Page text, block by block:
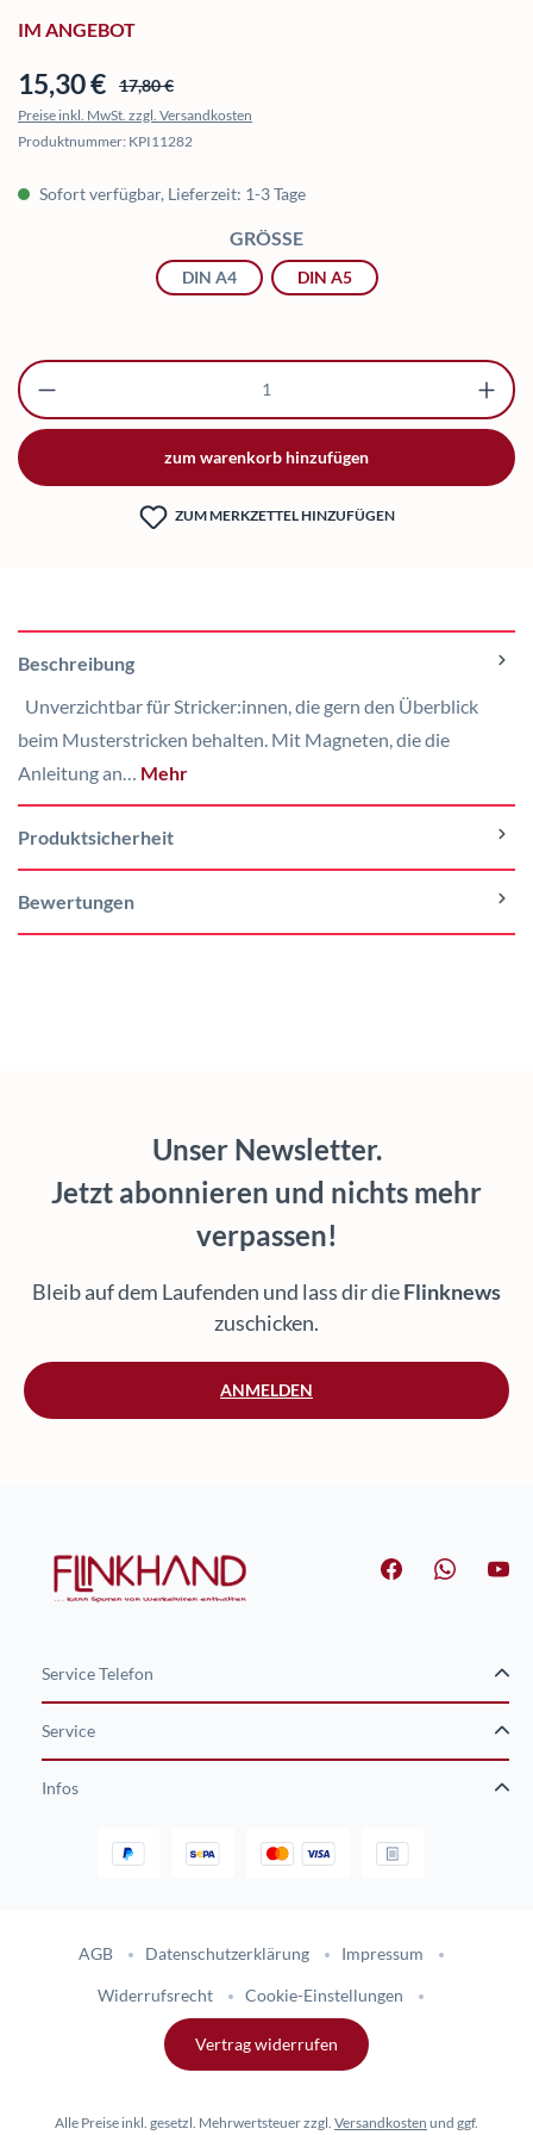
IM ANGEBOT
Verkaufspreis:
15,30 € Regulärer Preis:
17,80 €
Preise inkl. MwSt. zzgl. Versandkosten
Produktnummer: KPI11282
Sofort verfügbar, Lieferzeit: 1-3 Tage
GRÖSSE AUSWÄHLEN
DIN A4 DIN A5
Produkt Anzahl: Gib den gewünschten Wert
zum warenkorb hinzufügen
ZUM MERKZETTEL HINZUFÜGEN
Beschreibung
Unverzichtbar für Stricker:innen, die gern den Überblick
beim Musterstricken behalten. Mit Magneten, die die
Anleitung an… Mehr
Produktsicherheit
Bewertungen
Unser Newsletter.
Jetzt abonnieren und nichts mehr
verpassen!
Bleib auf dem Laufenden und lass dir dieFlinknews
zuschicken.
ANMELDEN
Service Telefon
Service
Infos
AGB Datenschutzerklärung Impressum
Widerrufsrecht Cookie-Einstellungen
Vertrag widerrufen
Alle Preise inkl. gesetzl. Mehrwertsteuer zzgl. Versandkosten und ggf.
Gestaltung und Umsetzung des Online-Shops flinkhand-shop.de